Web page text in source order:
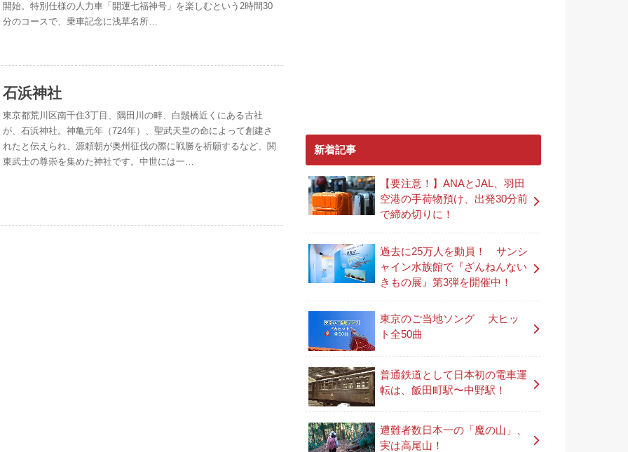
開始。特別仕様の人力車「開運七福神号」を楽しむという2時間30
分のコースで、乗車記念に浅草名所…
石浜神社
東京都荒川区南千住3丁目、隅田川の畔、白鬚橋近くにある古社
が、石浜神社。神亀元年（724年）、聖武天皇の命によって創建さ
れたと伝えられ、源頼朝が奥州征伐の際に戦勝を祈願するなど、関
東武士の尊崇を集めた神社です。中世には一…
新着記事
【要注意！】ANAとJAL、羽田
空港の手荷物預け、出発30分前
で締め切りに！
過去に25万人を動員！ サンシ
ャイン水族館で『ざんねんない
きもの展』第3弾を開催中！
東京のご当地ソング 大ヒッ
ト全50曲
普通鉄道として日本初の電車運
転は、飯田町駅〜中野駅！
遭難者数日本一の「魔の山」、
実は高尾山！